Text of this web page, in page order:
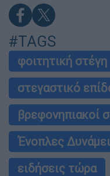
#TAGS
φοιτητική στέγη
στεγαστικό
βρεφονηπιακοί
Ένοπλες
ειδήσεις τώρα